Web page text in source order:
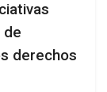
de
derechos